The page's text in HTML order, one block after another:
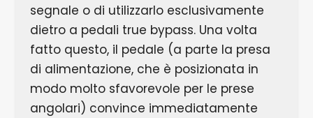
segnale o di utilizzarlo esclusivamente
dietro a pedali true bypass. Una volta
fatto questo, il pedale (a parte la presa
di alimentazione, che è posizionata in
modo molto sfavorevole per le prese
angolari) convince immediatamente